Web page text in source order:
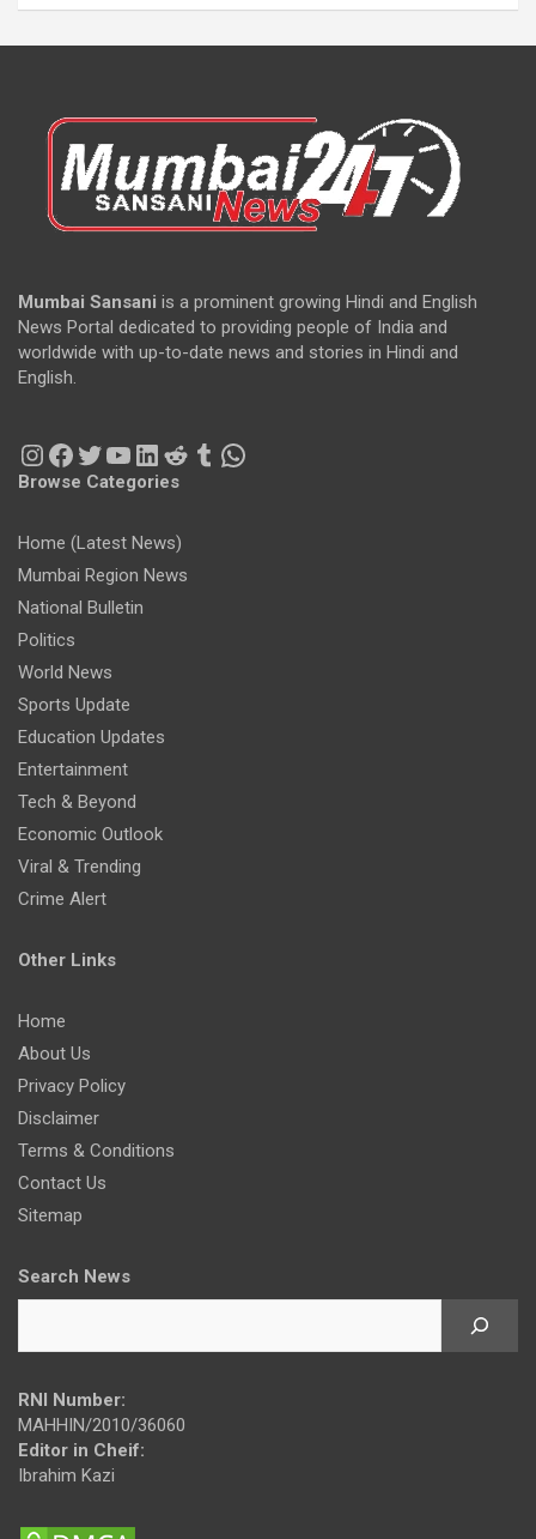
Mumbai Sansani is a prominent growing Hindi and English
News Portal dedicated to providing people of India and
worldwide with up-to-date news and stories in Hindi and
English.
Instagram
Facebook
Twitter
YouTube
LinkedIn
Reddit
Tumblr
WhatsApp
Browse Categories
Home (Latest News)
Mumbai Region News
National Bulletin
Politics
World News
Sports Update
Education Updates
Entertainment
Tech & Beyond
Economic Outlook
Viral & Trending
Crime Alert
Other Links
Home
About Us
Privacy Policy
Disclaimer
Terms & Conditions
Contact Us
Sitemap
Search News
RNI Number:
MAHHIN/2010/36060
Editor in Cheif:
Ibrahim Kazi